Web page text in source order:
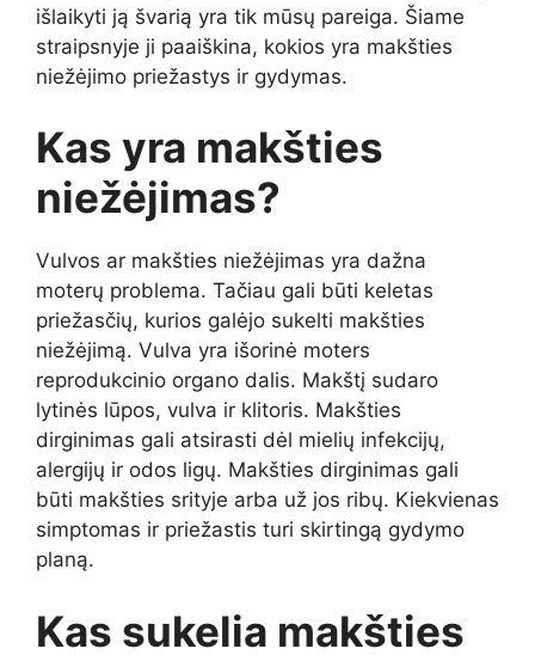
išlaikyti ją švarią yra tik mūsų pareiga. Šiame
straipsnyje ji paaiškina, kokios yra makšties
niežėjimo priežastys ir gydymas.
Kas yra makšties
niežėjimas?
Vulvos ar makšties niežėjimas yra dažna
moterų problema. Tačiau gali būti keletas
priežasčių, kurios galėjo sukelti makšties
niežėjimą. Vulva yra išorinė moters
reprodukcinio organo dalis. Makštį sudaro
lytinės lūpos, vulva ir klitoris. Makšties
dirginimas gali atsirasti dėl mielių infekcijų,
alergijų ir odos ligų. Makšties dirginimas gali
būti makšties srityje arba už jos ribų. Kiekvienas
simptomas ir priežastis turi skirtingą gydymo
planą.
Kas sukelia makšties